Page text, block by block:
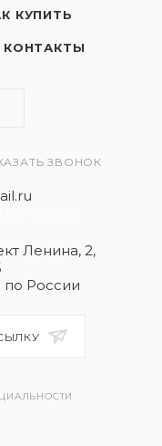
КУПИТЬ
КОНТАКТЫ
ЗВОНОК
Ленина, 2,
по России